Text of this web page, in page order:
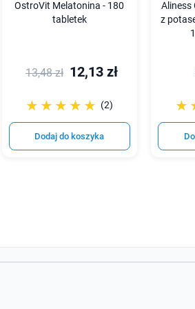
OstroVit Melatonina - 180
tabletek
13,48 zł 12,13 zł
☆☆☆☆☆
★★★★★ (2)
Dodaj do koszyka
Aliness
z